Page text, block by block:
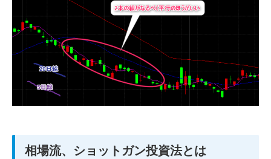
相場流、ショットガン投資法とは